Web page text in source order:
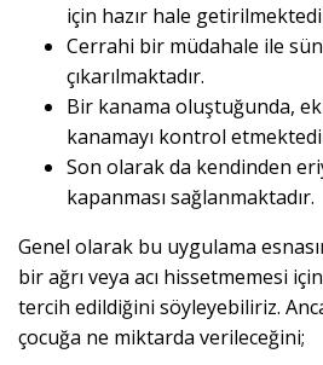
için hazır hale
Cerrahi bir müdahale ile
çıkarılmaktadır.
Bir kanama oluştuğunda,
kanamayı kontrol
Son olarak da kendinden
kapanması sağlanmaktadır.
Genel olarak bu uygulama
bir ağrı veya acı hissetmemesi için
tercih edildiğini söyleyebiliriz.
çocuğa ne miktarda verileceğini;